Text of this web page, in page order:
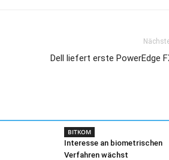
Dell liefert erste PowerEdge
BITKOM
Interesse an biometrischen
Verfahren wächst